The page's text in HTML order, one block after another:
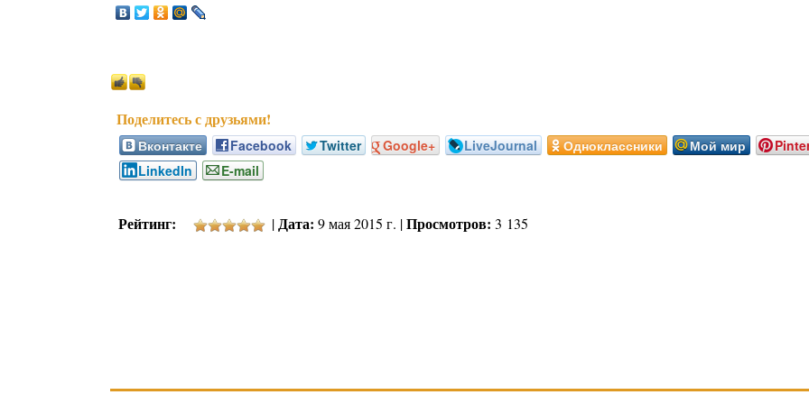
Вконтакте Facebook Twitter Google+ LiveJournal Одноклассники Мой мир
LinkedIn
E-mail
Рейтинг: |Дата: 9 мая 2015 г. |Просмотров: 3 135